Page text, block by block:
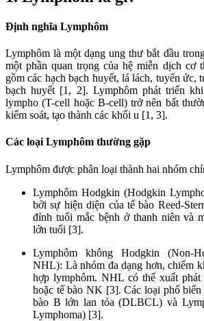
Định nghĩa Lymphôm
Lymphôm là một dạng ung thư bắt đầu
một phần quan trọng của hệ miễn dịch cơ
gồm các hạch bạch huyết, lá lách, tuyến ức,
bạch huyết [1, 2]. Lymphôm phát triển
lympho (T-cell hoặc B-cell) trở nên bất
kiểm soát, tạo thành các khối u [1, 3].
Các loại Lymphôm thường gặp
Lymphôm được phân loại thành hai nhóm
Lymphôm Hodgkin (Hodgkin
bởi sự hiện diện của tế bào Reed-
đỉnh tuổi mắc bệnh ở thanh niên và
lớn tuổi [3].
Lymphôm không Hodgkin (Non-
NHL): Là nhóm đa dạng hơn, chiếm
hợp lymphôm. NHL có thể xuất
hoặc tế bào NK [3]. Các loại phổ
bào B lớn lan tỏa (DLBCL) và
Lymphoma) [3].